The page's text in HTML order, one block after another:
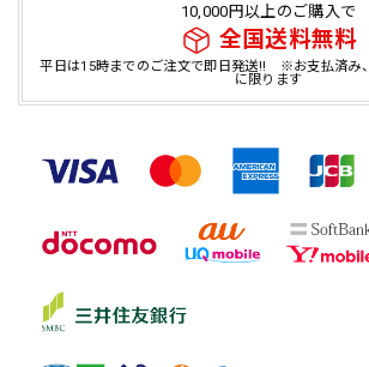
10,000円以上のご購入で
全国送料無料
平日は15時までのご注文で即日発送!! ※お支払済み
に限ります